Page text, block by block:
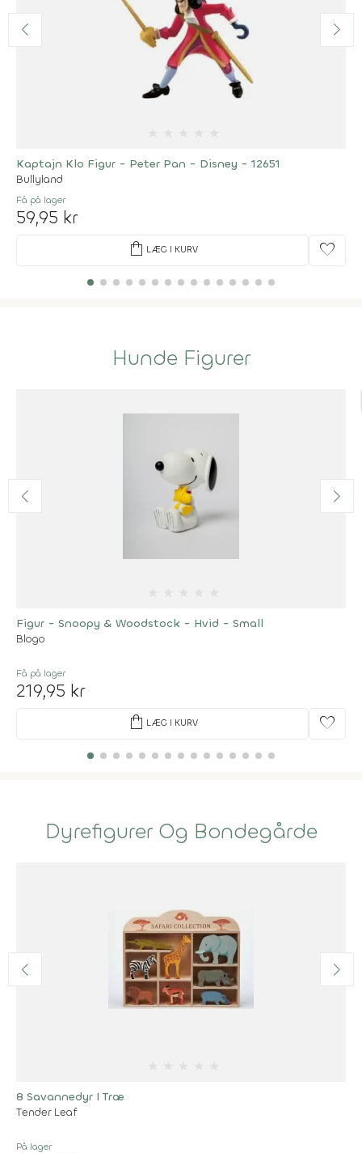
Kaptajn Klo Figur - Peter Pan - Disney - 12651
Bullyland
Få på lager
59,95 kr
shopping_bag LÆG I KURV favorite
Hunde Figurer
Figur - Snoopy & Woodstock - Hvid - Small
Blogo
Få på lager
219,95 kr
shopping_bag LÆG I KURV favorite
Dyrefigurer Og Bondegårde
8 Savannedyr I Træ
Tender Leaf
På lager